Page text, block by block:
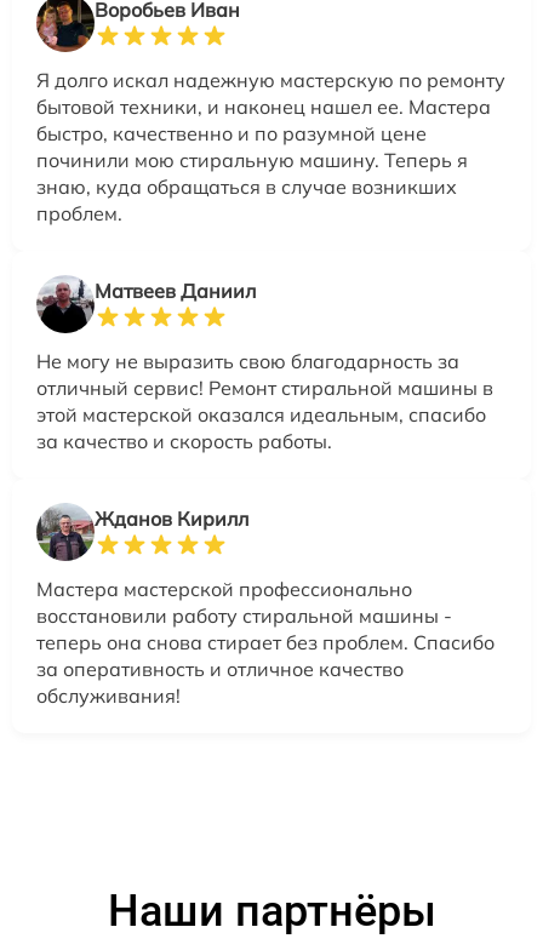
Воробьев Иван
Я долго искал надежную мастерскую по ремонту
бытовой техники, и наконец нашел ее. Мастера
быстро, качественно и по разумной цене
починили мою стиральную машину. Теперь я
знаю, куда обращаться в случае возникших
проблем.
Матвеев Даниил
Не могу не выразить свою благодарность за
отличный сервис! Ремонт стиральной машины в
этой мастерской оказался идеальным, спасибо
за качество и скорость работы.
Жданов Кирилл
Мастера мастерской профессионально
восстановили работу стиральной машины -
теперь она снова стирает без проблем. Спасибо
за оперативность и отличное качество
обслуживания!
Наши партнёры